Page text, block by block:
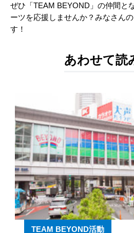
ぜひ「TEAM BEYOND」の仲間と
ーツを応援しませんか？みなさん
す！
あわせて読
TEAM BEYOND活動